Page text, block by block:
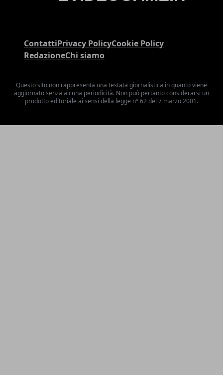
ContattiPrivacy PolicyCookie Policy
RedazioneChi siamo
Questo sito non rappresenta una testata giornalistica in quanto viene
aggiornato senza alcuna periodicità. Non può pertanto considerarsi un
prodotto editoriale ai sensi della legge n° 62 del 7 marzo 2001.